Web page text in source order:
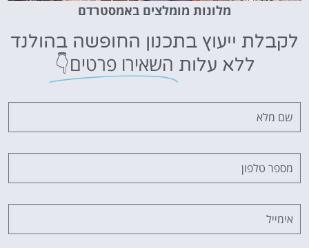
מלונות מומלצים באמסטרדם
לקבלת ייעוץ בתכנון החופשה בהולנד
ללא עלות השאירו פרטים👇